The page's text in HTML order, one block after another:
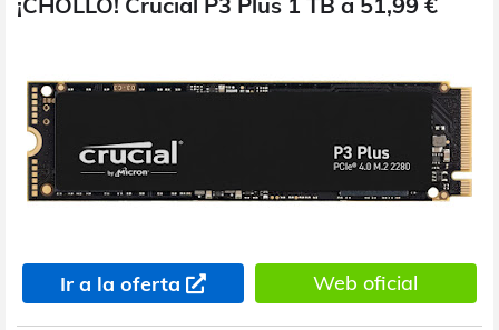
Ir a la oferta Web oficial